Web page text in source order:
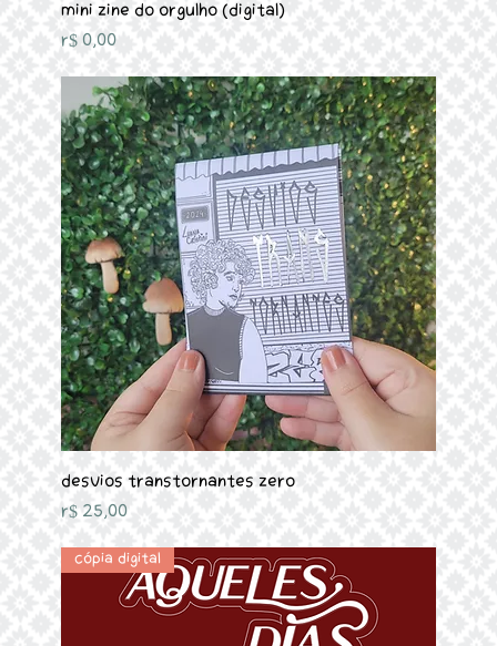
Mini Zine do Orgulho (Digital)
Preço
R$ 0,00
Desvios Transtornantes Zero
Preço
R$ 25,00
Cópia digital